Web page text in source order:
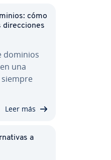
cómo
di­re­c­cio­nes
dominios
una
Leer más
a